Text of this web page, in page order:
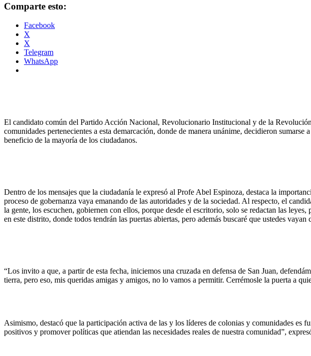
Comparte esto:
Facebook
X
X
Telegram
WhatsApp
El candidato común del Partido Acción Nacional, Revolucionario Institucional y de la
comunidades pertenecientes a esta demarcación, donde de manera unánime, decidieron
beneficio de la mayoría de los ciudadanos.
Dentro de los mensajes que la ciudadanía le expresó al Profe Abel Espinoza, destaca la
proceso de gobernanza vaya emanando de las autoridades y de la sociedad. Al respecto, el
la gente, los escuchen, gobiernen con ellos, porque desde el escritorio, solo se redactan las
en este distrito, donde todos tendrán las puertas abiertas, pero además buscaré que ustedes
“Los invito a que, a partir de esta fecha, iniciemos una cruzada en defensa de San Juan,
tierra, pero eso, mis queridas amigas y amigos, no lo vamos a permitir. Cerrémosle la puerta a
Asimismo, destacó que la participación activa de las y los líderes de colonias y comunidades
positivos y promover políticas que atiendan las necesidades reales de nuestra comunidad”,